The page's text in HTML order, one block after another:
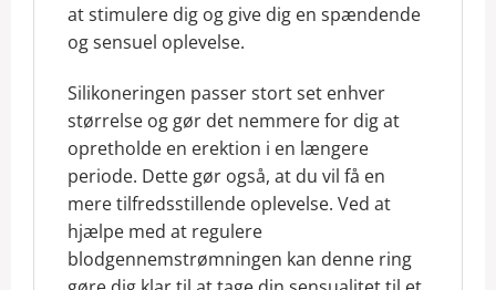
at stimulere dig og give dig en spændende
og sensuel oplevelse.
Silikoneringen passer stort set enhver
størrelse og gør det nemmere for dig at
opretholde en erektion i en længere
periode. Dette gør også, at du vil få en
mere tilfredsstillende oplevelse. Ved at
hjælpe med at regulere
blodgennemstrømningen kan denne ring